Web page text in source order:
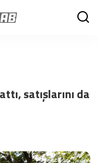
satışlarını da